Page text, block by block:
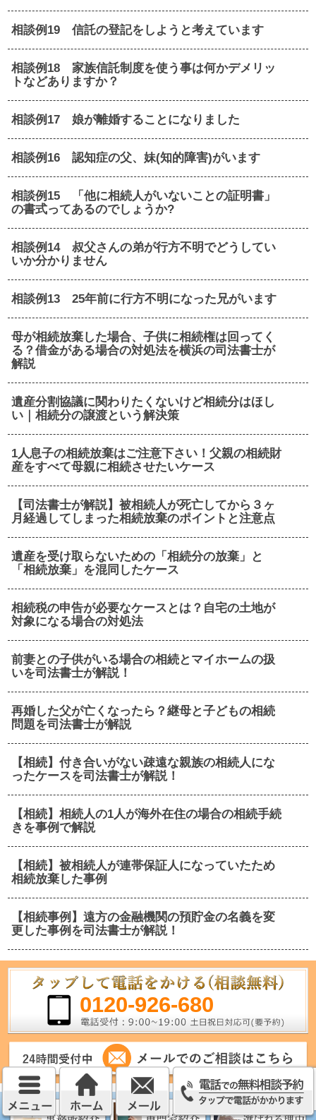
相談例19 信託の登記をしようと考えています
相談例18 家族信託制度を使う事は何かデメリッ
トなどありますか？
相談例17 娘が離婚することになりました
相談例16 認知症の父、妹(知的障害)がいます
相談例15 「他に相続人がいないことの証明書」
の書式ってあるのでしょうか?
相談例14 叔父さんの弟が行方不明でどうしてい
いか分かりません
相談例13 25年前に行方不明になった兄がいます
母が相続放棄した場合、子供に相続権は回ってく
る？借金がある場合の対処法を横浜の司法書士が
解説
遺産分割協議に関わりたくないけど相続分はほし
い｜相続分の譲渡という解決策
1人息子の相続放棄はご注意下さい！父親の相続財
産をすべて母親に相続させたいケース
【司法書士が解説】被相続人が死亡してから３ヶ
月経過してしまった相続放棄のポイントと注意点
遺産を受け取らないための「相続分の放棄」と
「相続放棄」を混同したケース
相続税の申告が必要なケースとは？自宅の土地が
対象になる場合の対処法
前妻との子供がいる場合の相続とマイホームの扱
いを司法書士が解説！
再婚した父が亡くなったら？継母と子どもの相続
問題を司法書士が解説
【相続】付き合いがない疎遠な親族の相続人にな
ったケースを司法書士が解説！
【相続】相続人の1人が海外在住の場合の相続手続
きを事例で解説
【相続】被相続人が連帯保証人になっていたため
相続放棄した事例
【相続事例】遠方の金融機関の預貯金の名義を変
更した事例を司法書士が解説！
0120-926-680